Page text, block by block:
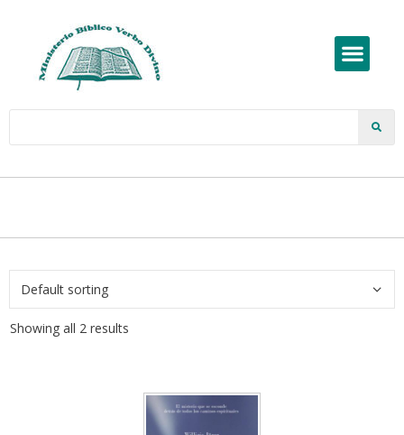
Showing all 2 results